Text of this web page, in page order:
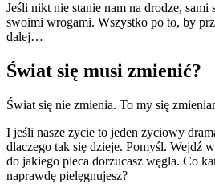
Jeśli nikt nie stanie nam na drodze, sami
swoimi wrogami. Wszystko po to, by
dalej…
Świat się musi zmienić?
Świat się nie zmienia. To my się
I jeśli nasze życie to jeden życiowy
dlaczego tak się dzieje. Pomyśl. Wejdź
do jakiego pieca dorzucasz węgla. Co
naprawdę pielęgnujesz?